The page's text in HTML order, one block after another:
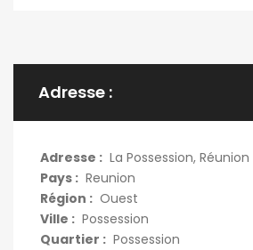
Adresse :
Adresse : La Possession, Réunion
Pays : Reunion
Région : Ouest
Ville : Possession
Quartier : Possession